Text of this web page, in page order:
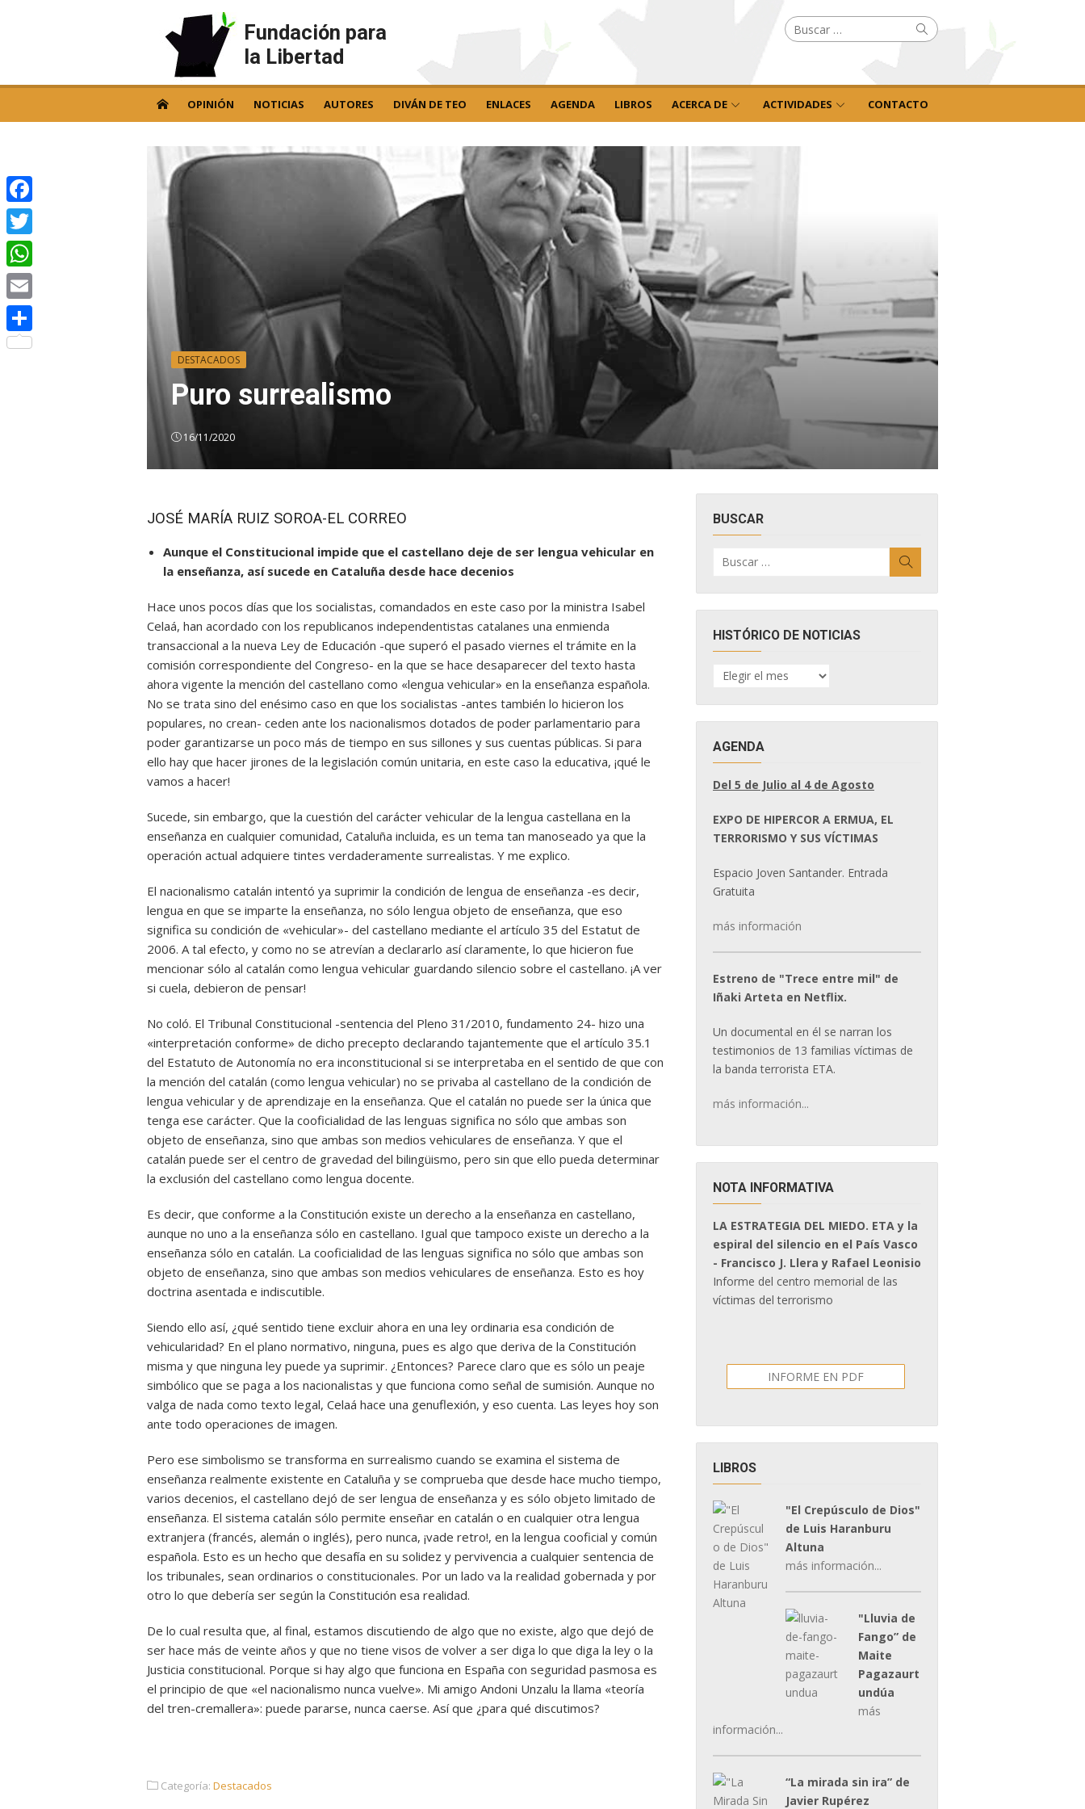
Fundación para
la Libertad
Buscar
por: Buscar
OPINIÓN NOTICIAS AUTORES DIVÁN DE TEO ENLACES AGENDA LIBROS ACERCA DE ACTIVIDADES CONTACTO
DESTACADOS
Puro surrealismo
16/11/2020
JOSÉ MARÍA RUIZ SOROA-EL CORREO
Aunque el Constitucional impide que el castellano deje de ser lengua vehicular en
la enseñanza, así sucede en Cataluña desde hace decenios
Hace unos pocos días que los socialistas, comandados en este caso por la ministra Isabel
Celaá, han acordado con los republicanos independentistas catalanes una enmienda
transaccional a la nueva Ley de Educación -que superó el pasado viernes el trámite en la
comisión correspondiente del Congreso- en la que se hace desaparecer del texto hasta
ahora vigente la mención del castellano como «lengua vehicular» en la enseñanza española.
No se trata sino del enésimo caso en que los socialistas -antes también lo hicieron los
populares, no crean- ceden ante los nacionalismos dotados de poder parlamentario para
poder garantizarse un poco más de tiempo en sus sillones y sus cuentas públicas. Si para
ello hay que hacer jirones de la legislación común unitaria, en este caso la educativa, ¡qué le
vamos a hacer!
Sucede, sin embargo, que la cuestión del carácter vehicular de la lengua castellana en la
enseñanza en cualquier comunidad, Cataluña incluida, es un tema tan manoseado ya que la
operación actual adquiere tintes verdaderamente surrealistas. Y me explico.
El nacionalismo catalán intentó ya suprimir la condición de lengua de enseñanza -es decir,
lengua en que se imparte la enseñanza, no sólo lengua objeto de enseñanza, que eso
significa su condición de «vehicular»- del castellano mediante el artículo 35 del Estatut de
2006. A tal efecto, y como no se atrevían a declararlo así claramente, lo que hicieron fue
mencionar sólo al catalán como lengua vehicular guardando silencio sobre el castellano. ¡A ver
si cuela, debieron de pensar!
No coló. El Tribunal Constitucional -sentencia del Pleno 31/2010, fundamento 24- hizo una
«interpretación conforme» de dicho precepto declarando tajantemente que el artículo 35.1
del Estatuto de Autonomía no era inconstitucional si se interpretaba en el sentido de que con
la mención del catalán (como lengua vehicular) no se privaba al castellano de la condición de
lengua vehicular y de aprendizaje en la enseñanza. Que el catalán no puede ser la única que
tenga ese carácter. Que la cooficialidad de las lenguas significa no sólo que ambas son
objeto de enseñanza, sino que ambas son medios vehiculares de enseñanza. Y que el
catalán puede ser el centro de gravedad del bilingüismo, pero sin que ello pueda determinar
la exclusión del castellano como lengua docente.
Es decir, que conforme a la Constitución existe un derecho a la enseñanza en castellano,
aunque no uno a la enseñanza sólo en castellano. Igual que tampoco existe un derecho a la
enseñanza sólo en catalán. La cooficialidad de las lenguas significa no sólo que ambas son
objeto de enseñanza, sino que ambas son medios vehiculares de enseñanza. Esto es hoy
doctrina asentada e indiscutible.
Siendo ello así, ¿qué sentido tiene excluir ahora en una ley ordinaria esa condición de
vehicularidad? En el plano normativo, ninguna, pues es algo que deriva de la Constitución
misma y que ninguna ley puede ya suprimir. ¿Entonces? Parece claro que es sólo un peaje
simbólico que se paga a los nacionalistas y que funciona como señal de sumisión. Aunque no
valga de nada como texto legal, Celaá hace una genuflexión, y eso cuenta. Las leyes hoy son
ante todo operaciones de imagen.
Pero ese simbolismo se transforma en surrealismo cuando se examina el sistema de
enseñanza realmente existente en Cataluña y se comprueba que desde hace mucho tiempo,
varios decenios, el castellano dejó de ser lengua de enseñanza y es sólo objeto limitado de
enseñanza. El sistema catalán sólo permite enseñar en catalán o en cualquier otra lengua
extranjera (francés, alemán o inglés), pero nunca, ¡vade retro!, en la lengua cooficial y común
española. Esto es un hecho que desafía en su solidez y pervivencia a cualquier sentencia de
los tribunales, sean ordinarios o constitucionales. Por un lado va la realidad gobernada y por
otro lo que debería ser según la Constitución esa realidad.
De lo cual resulta que, al final, estamos discutiendo de algo que no existe, algo que dejó de
ser hace más de veinte años y que no tiene visos de volver a ser diga lo que diga la ley o la
Justicia constitucional. Porque si hay algo que funciona en España con seguridad pasmosa es
el principio de que «el nacionalismo nunca vuelve». Mi amigo Andoni Unzalu la llama «teoría
del tren-cremallera»: puede pararse, nunca caerse. Así que ¿para qué discutimos?
Categoría: Destacados
BUSCAR
por:
HISTÓRICO DE NOTICIAS
HISTÓRICO
DE
AGENDA
Del 5 de Julio al 4 de Agosto
EXPO DE HIPERCOR A ERMUA, EL
TERRORISMO Y SUS VÍCTIMAS
Espacio Joven Santander. Entrada
Gratuita
más información
Estreno de "Trece entre mil" de
Iñaki Arteta en Netflix.
Un documental en él se narran los
testimonios de 13 familias víctimas de
la banda terrorista ETA.
más información...
NOTA INFORMATIVA
LA ESTRATEGIA DEL MIEDO. ETA y la
espiral del silencio en el País Vasco
- Francisco J. Llera y Rafael Leonisio
Informe del centro memorial de las
víctimas del terrorismo
INFORME EN PDF
LIBROS
"El Crepúsculo de Dios"
de Luis Haranburu
Altuna
más información...
"Lluvia de
Fango” de
Maite
Pagazaurt
undúa
más
información...
“La mirada sin ira” de
Javier Rupérez
Facebook
Twitter
WhatsApp
Email
Compartir